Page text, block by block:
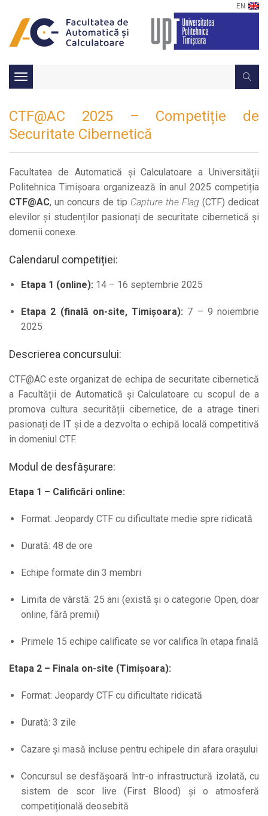
EN
Toggle
navigation
CTF@AC 2025 – Competiție de
Securitate Cibernetică
Facultatea de Automatică și Calculatoare a Universității
Politehnica Timișoara organizează în anul 2025 competiția
CTF@AC, un concurs de tip Capture the Flag (CTF) dedicat
elevilor și studenților pasionați de securitate cibernetică și
domenii conexe.
Calendarul competiției:
Etapa 1 (online): 14 – 16 septembrie 2025
Etapa 2 (finală on-site, Timișoara): 7 – 9 noiembrie
2025
Descrierea concursului:
CTF@AC este organizat de echipa de securitate cibernetică
a Facultății de Automatică și Calculatoare cu scopul de a
promova cultura securității cibernetice, de a atrage tineri
pasionați de IT și de a dezvolta o echipă locală competitivă
în domeniul CTF.
Modul de desfășurare:
Etapa 1 – Calificări online:
Format: Jeopardy CTF cu dificultate medie spre ridicată
Durată: 48 de ore
Echipe formate din 3 membri
Limita de vârstă: 25 ani (există și o categorie Open, doar
online, fără premii)
Primele 15 echipe calificate se vor califica în etapa finală
Etapa 2 – Finala on-site (Timișoara):
Format: Jeopardy CTF cu dificultate ridicată
Durată: 3 zile
Cazare și masă incluse pentru echipele din afara orașului
Concursul se desfășoară într-o infrastructură izolată, cu
sistem de scor live (First Blood) și o atmosferă
competițională deosebită